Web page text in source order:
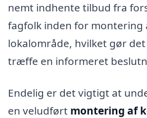
nemt indhente tilbud fra
fagfolk inden for montering
lokalområde, hvilket gør
træffe en informeret
Endelig er det vigtigt at
en veludført montering af